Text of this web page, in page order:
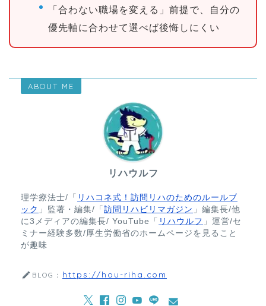
「合わない職場を変える」前提で、自分の
優先軸に合わせて選べば後悔しにくい
ABOUT ME
リハウルフ
理学療法士/「 リハコネ式！訪問リハのためのルールブ
ック 」監著・編集/「 訪問リハビリマガジン 」編集長/他
に3メディアの編集長/ YouTube「 リハウルフ 」運営/セ
ミナー経験多数/厚生労働省のホームページを見ること
が趣味
BLOG： https://hou-riha.com